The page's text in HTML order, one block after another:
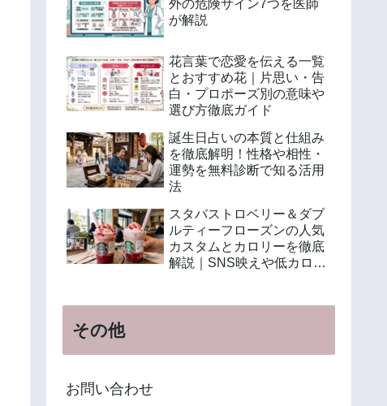
外の危険サイン7つを医師
が解説
花言葉で恋愛を伝える一覧
とおすすめ花｜片思い・告
白・プロポーズ別の意味や
選び方徹底ガイド
誕生日占いの本質と仕組み
を徹底解明！性格や相性・
運勢を無料診断で知る活用
法
スタバストロベリー＆ダブ
ルティーフローズンの人気
カスタムとカロリーを徹底
解説｜SNS映えや低カロリ
その他
お問い合わせ